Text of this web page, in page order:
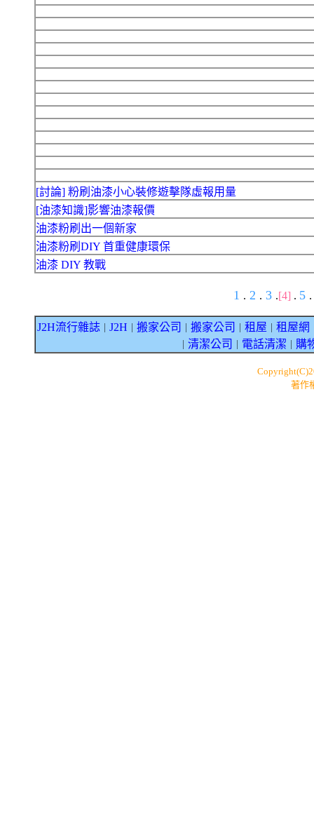
[討論] 粉刷油漆小心裝修遊擊隊虛報用量
[油漆知識]影響油漆報價
油漆粉刷出一個新家
油漆粉刷DIY 首重健康環保
油漆 DIY 教戰
1 . 2 . 3 .[4] . 5 .
J2H流行雜誌 J2H 搬家公司 搬家公司 租屋 租屋網
清潔公司 電話清潔 購
著作